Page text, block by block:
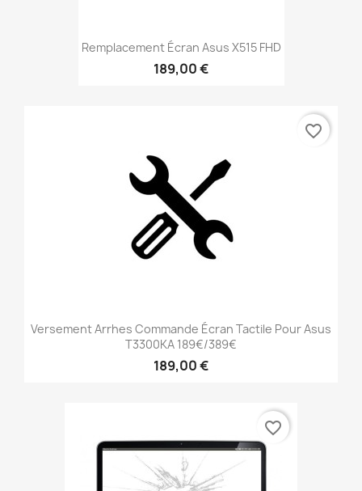
Remplacement Écran Asus X515 FHD
189,00 €
Versement Arrhes Commande Écran Tactile Pour Asus
T3300KA 189€/389€
189,00 €
favorite_border
favorite_border